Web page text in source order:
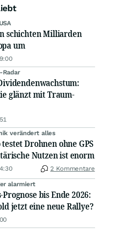
schichten Milliarden
um
Radar
glänzt mit Traum-
verändert alles
Drohnen ohne GPS
Nutzen ist enorm
2 Kommentare
alarmiert
bis Ende 2026:
jetzt eine neue Rallye?